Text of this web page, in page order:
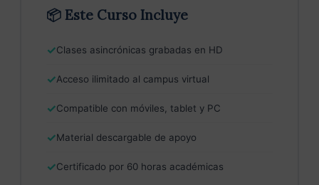
📦 Este Curso Incluye
✓Clases asincrónicas grabadas en HD
✓Acceso ilimitado al campus virtual
✓Compatible con móviles, tablet y PC
✓Material descargable de apoyo
✓Certificado por 60 horas académicas